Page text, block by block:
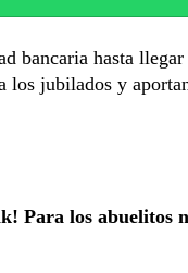
bancaria hasta llegar
los jubilados y
Para los abuelitos